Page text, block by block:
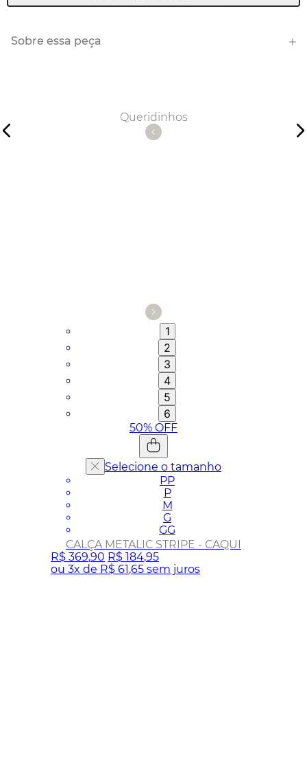
Sobre essa peça
Queridinhos
1
2
3
4
5
6
50% OFF
Selecione o tamanho
PP
P
M
G
GG
CALÇA METALIC STRIPE - CAQUI
R$ 369,90 R$ 184,95
ou 3x de R$ 61,65 sem juros